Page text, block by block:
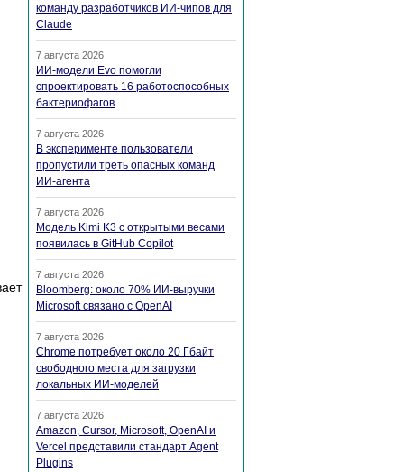
команду разработчиков ИИ-чипов для
Claude
7 августа 2026
ИИ-модели Evo помогли
спроектировать 16 работоспособных
бактериофагов
7 августа 2026
В эксперименте пользователи
пропустили треть опасных команд
ИИ-агента
7 августа 2026
Модель Kimi K3 с открытыми весами
появилась в GitHub Copilot
7 августа 2026
Bloomberg: около 70% ИИ-выручки
Microsoft связано с OpenAI
7 августа 2026
Chrome потребует около 20 Гбайт
свободного места для загрузки
локальных ИИ-моделей
7 августа 2026
Amazon, Cursor, Microsoft, OpenAI и
Vercel представили стандарт Agent
Plugins